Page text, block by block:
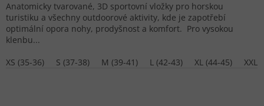
Anatomicky tvarované, 3D sportovní vložky pro horskou
turistiku a všechny outdoorové aktivity, kde je zapotřebí
optimální opora nohy, prodyšnost a komfort. Pro vysokou
klenbu...
XS (35-36)
S (37-38) M (39-41) L (42-43) XL (44-45) XXL